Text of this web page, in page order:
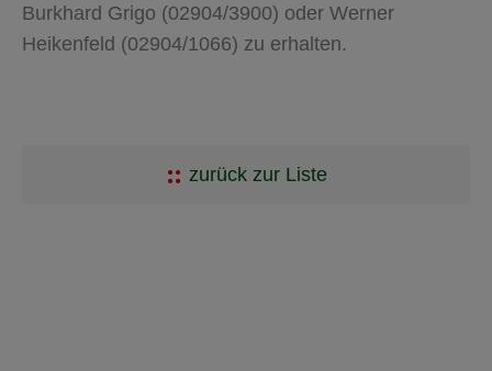
Burkhard Grigo (02904/3900) oder Werner
Heikenfeld (02904/1066) zu erhalten.
zurück zur Liste